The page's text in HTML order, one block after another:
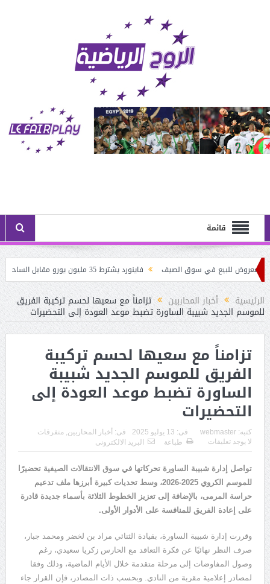
قائمة
للبيع في سوق الصيف
فاينورد يشترط 35 مليون يورو مقابل الساحر الجزائري: أستون فيلا يُنــافس نيوكاسل على حــاج موسى
لخلافة بيتكوفيتش
الرئيسية أخبار المحاربين تزامناً مع سعيها لحسم تركيبة الفريق
للموسم الجديد شبيبة الساورة تضبط موعد العودة إلى التحضيرات
تزامناً مع سعيها لحسم تركيبة
الفريق للموسم الجديد شبيبة
الساورة تضبط موعد العودة إلى
التحضيرات
كتبه: webmaster فى: 13 يوليو 2025 فى: أخبار المحاربين متفرقات
لا يوجد تعليقات
طباعة البريد الالكترونى
تواصل إدارة شبيبة الساورة تحركاتها في سوق الانتقالات الصيفية تحضيرًا
للموسم الكروي 2025-2026، وسط تحديات كبيرة أبرزها ملف تدعيم
حراسة المرمى، بالإضافة إلى تعزيز الخطوط الثلاثة بأسماء جديدة قادرة
على إعادة الفريق للمنافسة على الأدوار الأولى.
وقررت إدارة شبيبة الساورة، بقيادة الثنائي مراد بن لخضر ومحمد جبار،
صرف النظر نهائيًا عن فكرة التعاقد مع الحارس زكريا سعيدي، رغم
وصول المفاوضات إلى مرحلة متقدمة خلال الأيام الماضية، وذلك وفقا
لمصادر إعلامية مقربة من النادي. وبحسب ذات المصادر، فإن القرار جاء